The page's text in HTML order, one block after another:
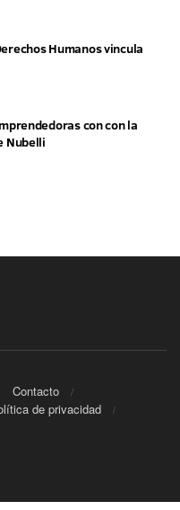
Humanos vincula
con con la
Nubelli
Contacto
de privacidad